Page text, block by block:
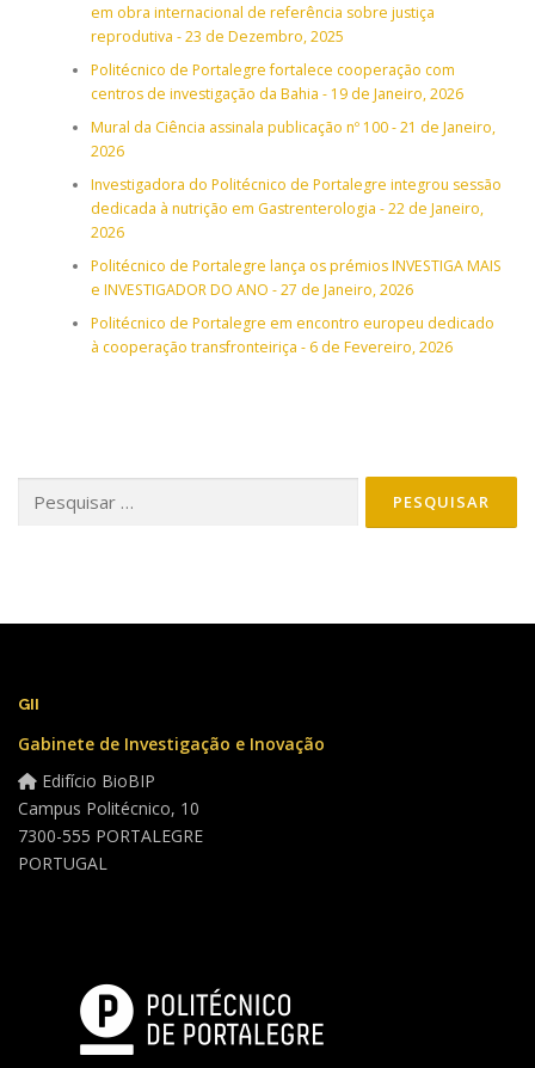
em obra internacional de referência sobre justiça
reprodutiva - 23 de Dezembro, 2025
Politécnico de Portalegre fortalece cooperação com
centros de investigação da Bahia - 19 de Janeiro, 2026
Mural da Ciência assinala publicação nº 100 - 21 de Janeiro,
2026
Investigadora do Politécnico de Portalegre integrou sessão
dedicada à nutrição em Gastrenterologia - 22 de Janeiro,
2026
Politécnico de Portalegre lança os prémios INVESTIGA MAIS
e INVESTIGADOR DO ANO - 27 de Janeiro, 2026
Politécnico de Portalegre em encontro europeu dedicado
à cooperação transfronteiriça - 6 de Fevereiro, 2026
GII
Gabinete de Investigação e Inovação
Edifício BioBIP
Campus Politécnico, 10
7300-555 PORTALEGRE
PORTUGAL